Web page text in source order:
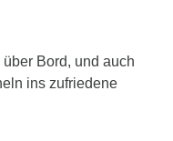
Bord, und auch
ins zufriedene